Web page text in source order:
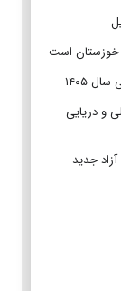
خوزستان است
۱۴۰۵
و دریایی
جدید